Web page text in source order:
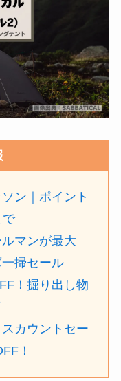
ン｜ポイント
で
ルマンが最大
掃セール
！掘り出し物
スカウントセー
！